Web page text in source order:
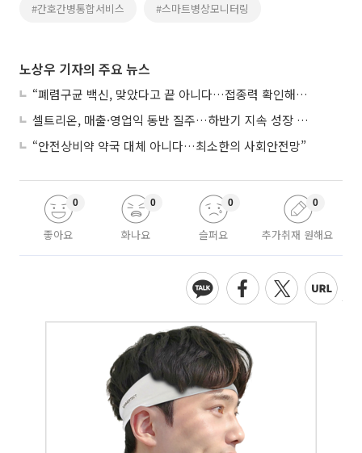
#간호간병통합서비스 #스마트병상모니터링
노상우 기자의 주요 뉴스
“폐렴구균 백신, 맞았다고 끝 아니다…접종력 확인해야”
셀트리온, 매출·영업익 동반 질주…하반기 지속 성장 전망에 주목
“안전상비약 약국 대체 아니다…최소한의 사회안전망”
좋아요
0
화나요
0
슬퍼요
0
추가취재 원해요
0